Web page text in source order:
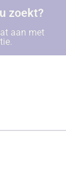
zoekt?
aan met